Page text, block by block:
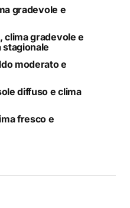
gradevole e
clima gradevole e
moderato e
diffuso e clima
fresco e